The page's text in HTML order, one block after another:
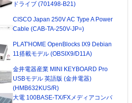
ドライブ (701498-B21)
CISCO Japan 250V AC Type A Power
Cable (CAB-TA-250V-JP=)
PLAT'HOME OpenBlocks IX9 Debian
11搭載モデル (OBSIX9/D11A)
金井電器産業 MINI KEYBOARD Pro
USBモデル 英語版 (金井電器)
(HMB632KUS/R)
大電 100BASE-TX/FXメディアコンバ